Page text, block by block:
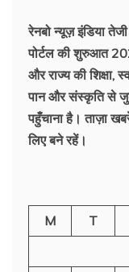
रेनबो न्यूज़ इंडिया
पोर्टल की शुरुआत
और राज्य की शिक्षा,
पान और संस्कृति से
पहुँचाना है। ताज़ा
लिए बने रहें।
M
T